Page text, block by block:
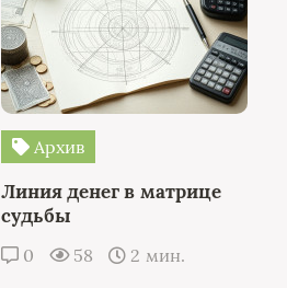
Архив
Линия денег в матрице
судьбы
0 58 2 мин.